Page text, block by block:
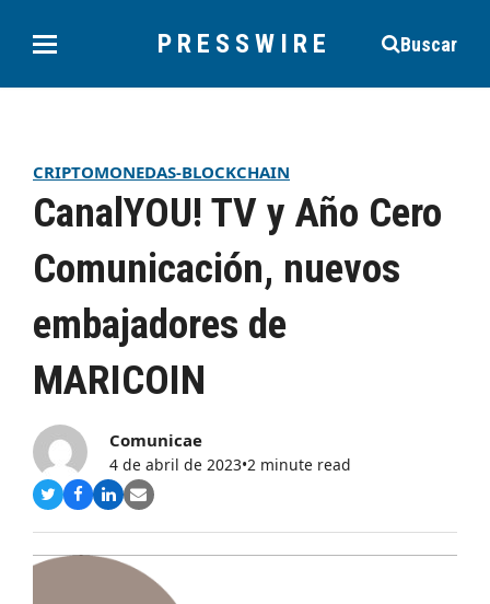
PRESSWIRE Buscar
CRIPTOMONEDAS-BLOCKCHAIN
CanalYOU! TV y Año Cero
Comunicación, nuevos
embajadores de
MARICOIN
Comunicae
4 de abril de 2023•2 minute read
Compartir
Twitter
Compartir
Facebook
Compartir
LinkedIn
Share
Email